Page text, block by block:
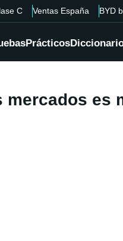
C Ventas España BYD
Prácticos
mercados es